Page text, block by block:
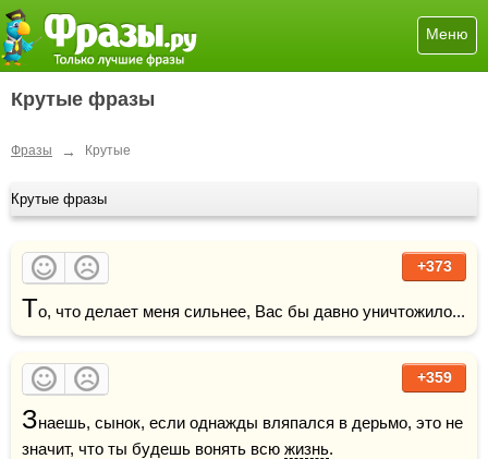
Меню
Крутые фразы
Фразы → Крутые
Крутые фразы
+373
Т
+359
Знаешь, сынок, если однажды вляпался в дерьмо, это не
значит, что ты будешь вонять всю жизнь.